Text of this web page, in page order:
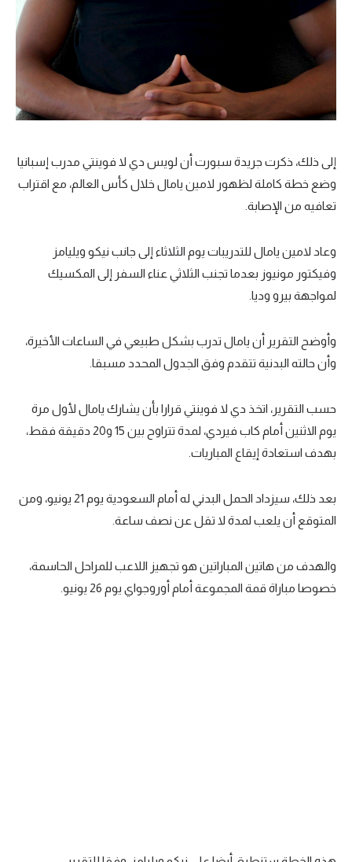
إلى ذلك، ذكرت جريدة سبورت أن لويس دي لا فوينتي مدرب إسبانيا
وضع خطة كاملة لظهور لامين يامال خلال كأس العالم، مع اقتراب
تعافيه من الإصابة.
وعاد لامين يامال للتدريبات يوم الثلاثاء إلى جانب نيكو ويليامز
وفيكتور مونيوز بعدما تجنب الثلاثي عناء السفر إلى المكسيك
لمواجهة بيرو وديا.
وأوضح التقرير أن يامال تدرب بشكل طبيعي في الساعات الأخيرة،
وأن حالته البدنية تتقدم وفق الجدول المحدد مسبقا.
حسب التقرير، اتخذ دي لا فوينتي قرارا بأن يشارك يامال لأول مرة
يوم الاثنين أمام كاب فيردي، لمدة تتراوح بين 15 و20 دقيقة فقط،
بهدف استعادة إيقاع المباريات.
بعد ذلك، سيزداد الحمل البدني له أمام السعودية يوم 21 يونيو، ومن
المتوقع أن يلعب لمدة لا تقل عن نصف ساعة.
والهدف من هاتين المباراتين هو تجهيز اللاعب للمراحل الحاسمة،
خصوصا مباراة قمة المجموعة أمام أوروجواي يوم 26 يونيو.